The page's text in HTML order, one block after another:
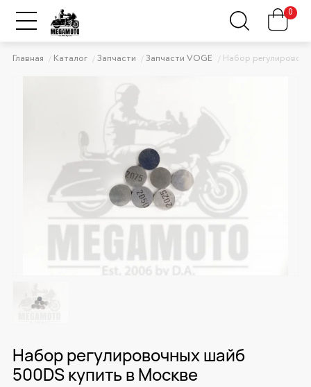
0
Главная Каталог Запчасти Запчасти VOGE Набор
Набор регулировочных шайб
500DS купить в Москве